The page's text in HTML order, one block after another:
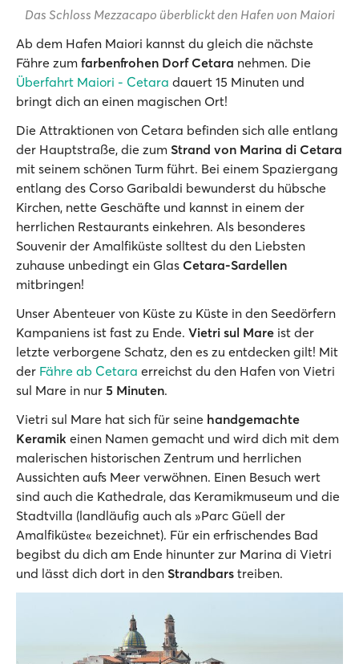
Das Schloss Mezzacapo überblickt den Hafen von Maiori
Ab dem Hafen Maiori kannst du gleich die nächste
Fähre zum farbenfrohen Dorf Cetara nehmen. Die
Überfahrt Maiori - Cetara dauert 15 Minuten und
bringt dich an einen magischen Ort!
Die Attraktionen von Cetara befinden sich alle entlang
der Hauptstraße, die zum Strand von Marina di Cetara
mit seinem schönen Turm führt. Bei einem Spaziergang
entlang des Corso Garibaldi bewunderst du hübsche
Kirchen, nette Geschäfte und kannst in einem der
herrlichen Restaurants einkehren. Als besonderes
Souvenir der Amalfiküste solltest du den Liebsten
zuhause unbedingt ein Glas Cetara-Sardellen
mitbringen!
Unser Abenteuer von Küste zu Küste in den Seedörfern
Kampaniens ist fast zu Ende. Vietri sul Mare ist der
letzte verborgene Schatz, den es zu entdecken gilt! Mit
der Fähre ab Cetara erreichst du den Hafen von Vietri
sul Mare in nur 5 Minuten.
Vietri sul Mare hat sich für seine handgemachte
Keramik einen Namen gemacht und wird dich mit dem
malerischen historischen Zentrum und herrlichen
Aussichten aufs Meer verwöhnen. Einen Besuch wert
sind auch die Kathedrale, das Keramikmuseum und die
Stadtvilla (landläufig auch als »Parc Güell der
Amalfiküste« bezeichnet). Für ein erfrischendes Bad
begibst du dich am Ende hinunter zur Marina di Vietri
und lässt dich dort in den Strandbars treiben.